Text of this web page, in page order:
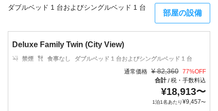
ダブルベッド 1 台およびシングルベッド 1 台
部屋の設備
Deluxe Family Twin (City View)
禁煙 食事なし
ダブルベッド 1 台およびシングルベッド 1 台
通常価格 ¥ 82,360 77%OFF
合計/税・手数料込
¥18,913〜
1泊1名あたり¥9,457〜